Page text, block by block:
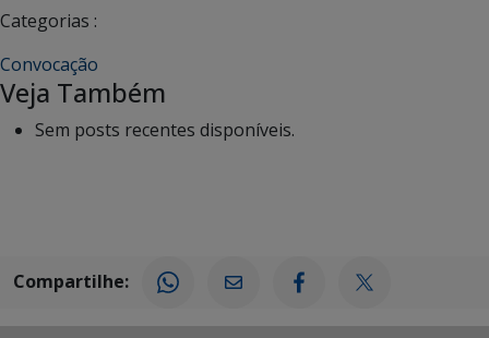
Categorias :
Convocação
Veja Também
Sem posts recentes disponíveis.
Compartilhe: